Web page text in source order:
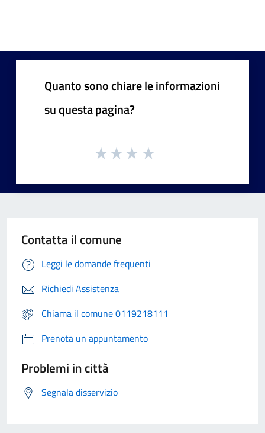
Quanto sono chiare le informazioni
su questa pagina?
Contatta il comune
Leggi le domande frequenti
Richiedi Assistenza
Chiama il comune 0119218111
Prenota un appuntamento
Problemi in città
Segnala disservizio